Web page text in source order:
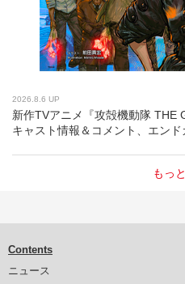
2026.8.6 UP
新作TVアニメ『攻殻機動隊 THE
キャスト情報＆コメント、エンド
もっ
Contents
ニュース